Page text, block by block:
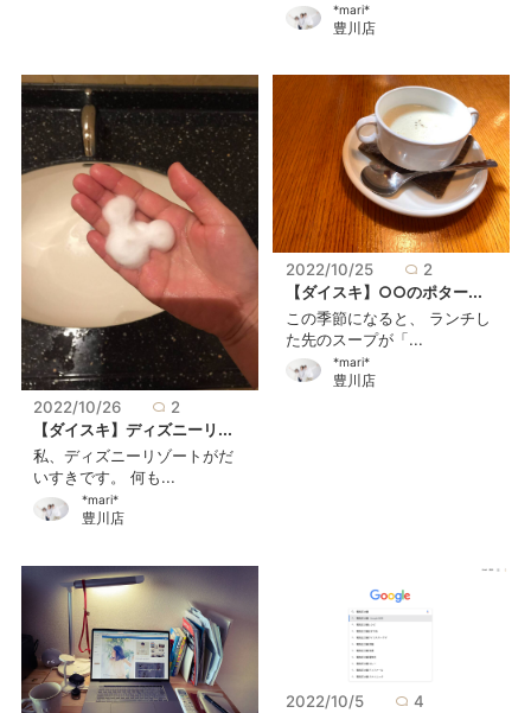
*mari*
豊川店
2022/10/26
2
【ダイスキ】ディズニーリ...
私、ディズニーリゾートがだ
いすきです。 何も...
*mari*
豊川店
2022/10/25
2
【ダイスキ】○○のポター...
この季節になると、 ランチし
た先のスープが「...
*mari*
豊川店
2022/10/5
4